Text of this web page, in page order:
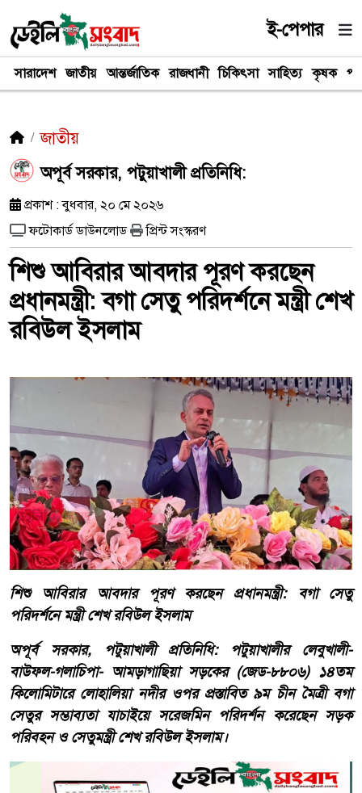
ই-পেপার
সারাদেশ জাতীয় আন্তর্জাতিক রাজধানী চিকিৎসা সাহিত্য কৃষক
জাতীয়
অপূর্ব সরকার, পটুয়াখালী প্রতিনিধি:
প্রকাশ : বুধবার, ২০ মে ২০২৬
ফটোকার্ড ডাউনলোড
প্রিন্ট সংস্করণ
শিশু আবিরার আবদার পূরণ করছেন
প্রধানমন্ত্রী: বগা সেতু পরিদর্শনে মন্ত্রী শেখ
রবিউল ইসলাম
শিশু আবিরার আবদার পূরণ করছেন প্রধানমন্ত্রী: বগা সেতু
পরিদর্শনে মন্ত্রী শেখ রবিউল ইসলাম
অপূর্ব সরকার, পটুয়াখালী প্রতিনিধি: পটুয়াখালীর লেবুখালী-
বাউফল-গলাচিপা- আমড়াগাছিয়া সড়কের (জেড-৮৮০৬) ১৪তম
কিলোমিটারে লোহালিয়া নদীর ওপর প্রস্তাবিত ৯ম চীন মৈত্রী বগা
সেতুর সম্ভাব্যতা যাচাইয়ে সরেজমিন পরিদর্শন করেছেন সড়ক
পরিবহন ও সেতুমন্ত্রী শেখ রবিউল ইসলাম।